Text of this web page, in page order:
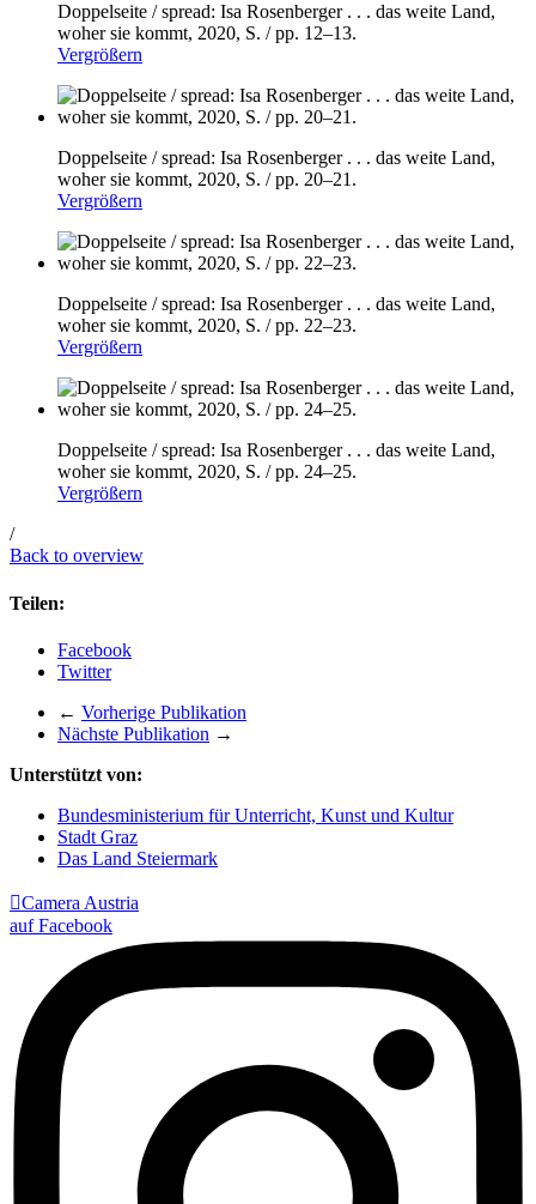
Doppelseite / spread: Isa Rosenberger . . . das weite Land,
woher sie kommt, 2020, S. / pp. 12–13.
Vergrößern
Doppelseite / spread: Isa Rosenberger . . . das weite Land,
woher sie kommt, 2020, S. / pp. 20–21.
Vergrößern
Doppelseite / spread: Isa Rosenberger . . . das weite Land,
woher sie kommt, 2020, S. / pp. 22–23.
Vergrößern
Doppelseite / spread: Isa Rosenberger . . . das weite Land,
woher sie kommt, 2020, S. / pp. 24–25.
Vergrößern
/
Back to overview
Teilen:
Facebook
Twitter
← Vorherige Publikation
Nächste Publikation →
Unterstützt von:
Bundesministerium für Unterricht, Kunst und Kultur
Stadt Graz
Das Land Steiermark
Camera Austria
auf Facebook